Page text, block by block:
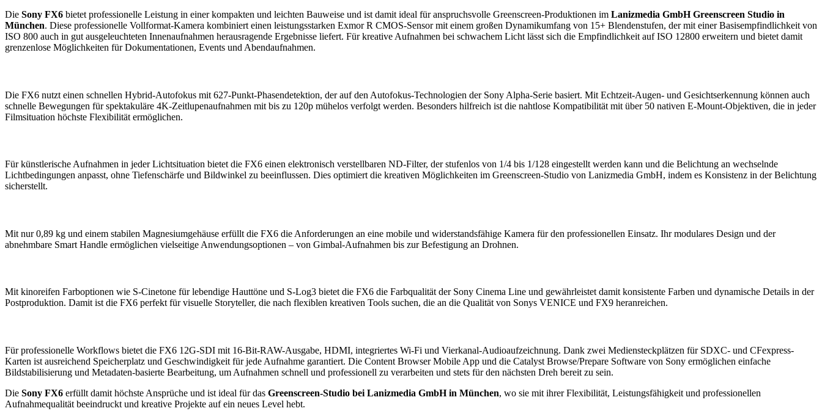
Die Sony FX6 bietet professionelle Leistung in einer kompakten und leichten Bauweise und ist damit ideal für anspruchsvolle Greenscreen-Produktionen im Lanizmedia GmbH Greenscreen Studio in
München. Diese professionelle Vollformat-Kamera kombiniert einen leistungsstarken Exmor R CMOS-Sensor mit einem großen Dynamikumfang von 15+ Blendenstufen, der mit einer Basisempfindlichkeit von
ISO 800 auch in gut ausgeleuchteten Innenaufnahmen herausragende Ergebnisse liefert. Für kreative Aufnahmen bei schwachem Licht lässt sich die Empfindlichkeit auf ISO 12800 erweitern und bietet damit
grenzenlose Möglichkeiten für Dokumentationen, Events und Abendaufnahmen.
Die FX6 nutzt einen schnellen Hybrid-Autofokus mit 627-Punkt-Phasendetektion, der auf den Autofokus-Technologien der Sony Alpha-Serie basiert. Mit Echtzeit-Augen- und Gesichtserkennung können auch
schnelle Bewegungen für spektakuläre 4K-Zeitlupenaufnahmen mit bis zu 120p mühelos verfolgt werden. Besonders hilfreich ist die nahtlose Kompatibilität mit über 50 nativen E-Mount-Objektiven, die in jeder
Filmsituation höchste Flexibilität ermöglichen.
Für künstlerische Aufnahmen in jeder Lichtsituation bietet die FX6 einen elektronisch verstellbaren ND-Filter, der stufenlos von 1/4 bis 1/128 eingestellt werden kann und die Belichtung an wechselnde
Lichtbedingungen anpasst, ohne Tiefenschärfe und Bildwinkel zu beeinflussen. Dies optimiert die kreativen Möglichkeiten im Greenscreen-Studio von Lanizmedia GmbH, indem es Konsistenz in der Belichtung
sicherstellt.
Mit nur 0,89 kg und einem stabilen Magnesiumgehäuse erfüllt die FX6 die Anforderungen an eine mobile und widerstandsfähige Kamera für den professionellen Einsatz. Ihr modulares Design und der
abnehmbare Smart Handle ermöglichen vielseitige Anwendungsoptionen – von Gimbal-Aufnahmen bis zur Befestigung an Drohnen.
Mit kinoreifen Farboptionen wie S-Cinetone für lebendige Hauttöne und S-Log3 bietet die FX6 die Farbqualität der Sony Cinema Line und gewährleistet damit konsistente Farben und dynamische Details in der
Postproduktion. Damit ist die FX6 perfekt für visuelle Storyteller, die nach flexiblen kreativen Tools suchen, die an die Qualität von Sonys VENICE und FX9 heranreichen.
Für professionelle Workflows bietet die FX6 12G-SDI mit 16-Bit-RAW-Ausgabe, HDMI, integriertes Wi-Fi und Vierkanal-Audioaufzeichnung. Dank zwei Mediensteckplätzen für SDXC- und CFexpress-
Karten ist ausreichend Speicherplatz und Geschwindigkeit für jede Aufnahme garantiert. Die Content Browser Mobile App und die Catalyst Browse/Prepare Software von Sony ermöglichen einfache
Bildstabilisierung und Metadaten-basierte Bearbeitung, um Aufnahmen schnell und professionell zu verarbeiten und stets für den nächsten Dreh bereit zu sein.
Die Sony FX6 erfüllt damit höchste Ansprüche und ist ideal für das Greenscreen-Studio bei Lanizmedia GmbH in München, wo sie mit ihrer Flexibilität, Leistungsfähigkeit und professionellen
Aufnahmequalität beeindruckt und kreative Projekte auf ein neues Level hebt.